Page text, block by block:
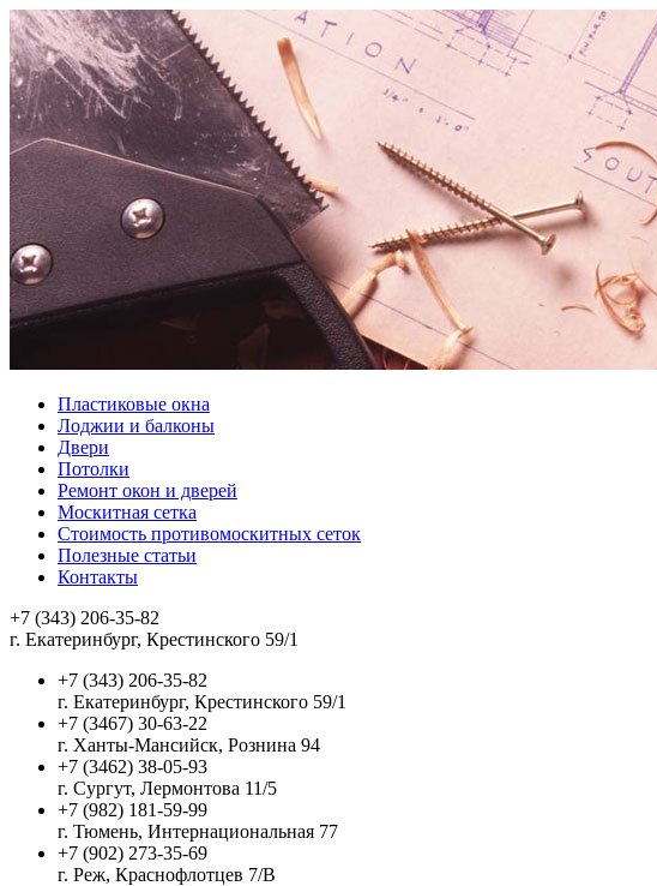
Пластиковые окна
Лоджии и балконы
Двери
Потолки
Ремонт окон и дверей
Москитная сетка
Стоимость противомоскитных сеток
Полезные статьи
Контакты
+7 (343) 206-35-82
г. Екатеринбург, Крестинского 59/1
+7 (343) 206-35-82
г. Екатеринбург, Крестинского 59/1
+7 (3467) 30-63-22
г. Ханты-Мансийск, Рознина 94
+7 (3462) 38-05-93
г. Сургут, Лермонтова 11/5
+7 (982) 181-59-99
г. Тюмень, Интернациональная 77
+7 (902) 273-35-69
г. Реж, Краснофлотцев 7/В